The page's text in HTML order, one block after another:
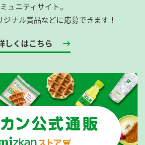
ミュニティサイト。
ナル賞品などに応募できます！
しくはこちら